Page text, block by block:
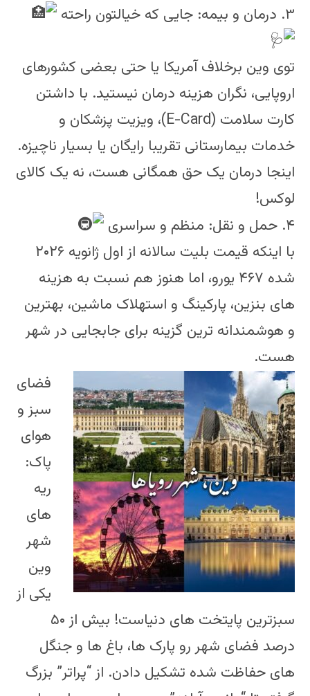
۳. درمان و بیمه: جایی که خیالتون راحته
توی وین برخلاف آمریکا یا حتی بعضی کشورهای
اروپایی، نگران هزینه درمان نیستید. با داشتن
کارت سلامت (E-Card)، ویزیت پزشکان و
خدمات بیمارستانی تقریبا رایگان یا بسیار ناچیزه.
اینجا درمان یک حق همگانی هست، نه یک کالای
لوکس!
۴. حمل و نقل: منظم و سراسری
با اینکه قیمت بلیت سالانه از اول ژانویه ۲۰۲۶
شده ۴۶۷ یورو، اما هنوز هم نسبت به هزینه
های بنزین، پارکینگ و استهلاک ماشین، بهترین
و هوشمندانه ترین گزینه برای جابجایی در شهر
هست.
فضای
سبز و
هوای
پاک:
ریه
های
شهر
وین
یکی از
سبزترین پایتخت های دنیاست! بیش از ۵۰
درصد فضای شهر رو پارک ها، باغ ها و جنگل
های حفاظت شده تشکیل دادن. از “پراتر” بزرگ